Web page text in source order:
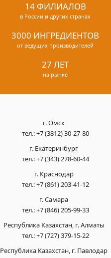
14 ФИЛИАЛОВ
в России и других странах
3000 ИНГРЕДИЕНТОВ
от ведущих производителей
27 ЛЕТ
на рынке
г. Омск
тел.:+7 (3812) 30-27-80
г. Екатеринбург
тел.:+7 (343) 278-60-44
г. Краснодар
тел.:+7 (861) 203-41-12
г. Самара
тел.:+7 (846) 205-99-33
Республика Казахстан, г. Алматы
тел.:+7 (727) 379-15-22
Республика Казахстан, г. Павлодар